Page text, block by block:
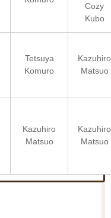
Cozy
Kubo
Tetsuya
Komuro
Kazuhiro
Matsuo
Kazuhiro
Matsuo
Kazuhiro
Matsuo